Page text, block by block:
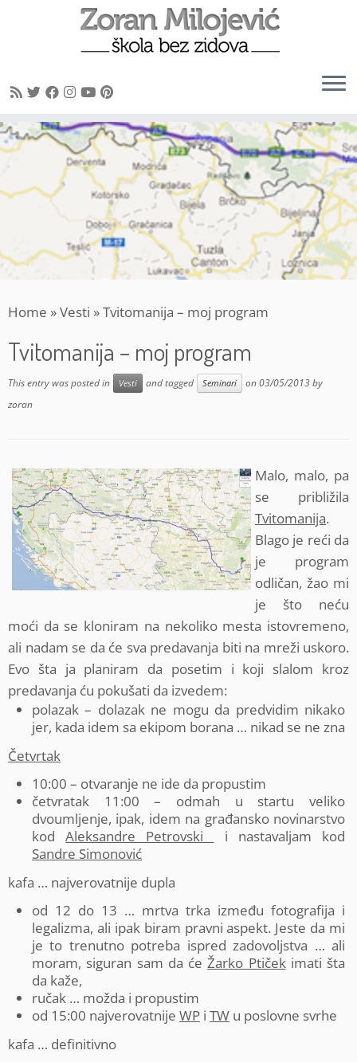
Skip
to
Home »Vesti »Tvitomanija – moj program
Tvitomanija – moj program
This entry was posted in Vesti and tagged Seminari on03/05/2013by
zoran
Malo, malo, pa
se približila
Tvitomanija.
Blago je reći da
je program
odličan, žao mi
je što neću
moći da se kloniram na nekoliko mesta istovremeno,
ali nadam se da će sva predavanja biti na mreži uskoro.
Evo šta ja planiram da posetim i koji slalom kroz
predavanja ću pokušati da izvedem:
polazak – dolazak ne mogu da predvidim nikako
jer, kada idem sa ekipom borana … nikad se ne zna
Četvrtak
10:00 – otvaranje ne ide da propustim
četvratak 11:00 – odmah u startu veliko
dvoumljenje, ipak, idem na građansko novinarstvo
kodAleksandre Petrovski
i nastavaljam kod
Sandre Simonović
kafa … najverovatnije dupla
od 12 do 13 … mrtva trka između fotografija i
legalizma, ali ipak biram pravni aspekt. Jeste da mi
je to trenutno potreba ispred zadovoljstva … ali
moram, siguran sam da ćeŽarko Ptičekimati šta
da kaže,
ručak … možda i propustim
od 15:00 najverovatnije WP i TW u poslovne svrhe
kafa … definitivno